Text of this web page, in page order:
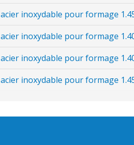
inoxydable pour formage
inoxydable pour formage
inoxydable pour formage
inoxydable pour formage